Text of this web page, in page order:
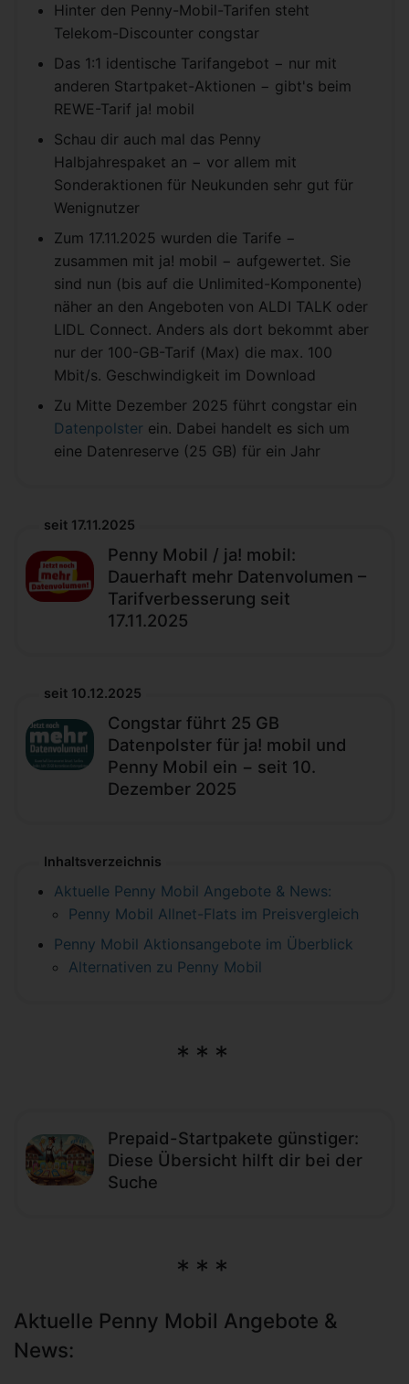
Hinter den Penny-Mobil-Tarifen steht
Telekom-Discounter congstar
Das 1:1 identische Tarifangebot − nur mit
anderen Startpaket-Aktionen − gibt's beim
REWE-Tarif ja! mobil
Schau dir auch mal das Penny
Halbjahrespaket an − vor allem mit
Sonderaktionen für Neukunden sehr gut für
Wenignutzer
Zum 17.11.2025 wurden die Tarife −
zusammen mit ja! mobil − aufgewertet. Sie
sind nun (bis auf die Unlimited-Komponente)
näher an den Angeboten von ALDI TALK oder
LIDL Connect. Anders als dort bekommt aber
nur der 100-GB-Tarif (Max) die max. 100
Mbit/s. Geschwindigkeit im Download
Zu Mitte Dezember 2025 führt congstar ein
Datenpolster ein. Dabei handelt es sich um
eine Datenreserve (25 GB) für ein Jahr
seit 17.11.2025
Penny Mobil / ja! mobil:
Dauerhaft mehr Datenvolumen –
Tarifverbesserung seit
17.11.2025
seit 10.12.2025
Congstar führt 25 GB
Datenpolster für ja! mobil und
Penny Mobil ein − seit 10.
Dezember 2025
Inhaltsverzeichnis
Aktuelle Penny Mobil Angebote & News:
Penny Mobil Allnet-Flats im Preisvergleich
Penny Mobil Aktionsangebote im Überblick
Alternativen zu Penny Mobil
Prepaid-Startpakete günstiger:
Diese Übersicht hilft dir bei der
Suche
Aktuelle Penny Mobil Angebote &
News: